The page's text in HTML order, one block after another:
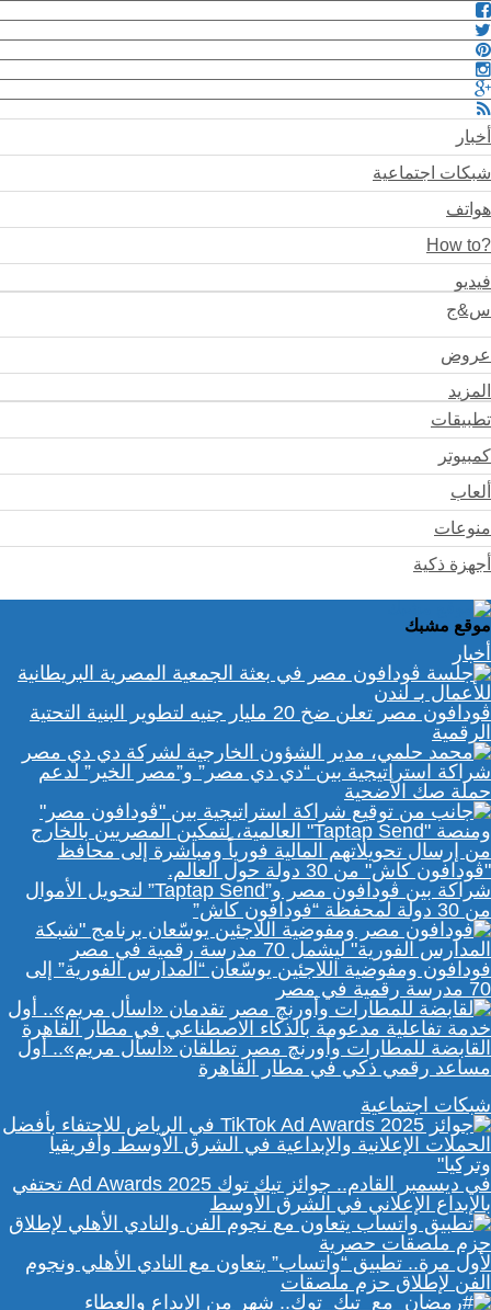
أخبار
شبكات اجتماعية
هواتف
?How to
فيديو
س&ج
عروض
المزيد
تطبيقات
كمبيوتر
ألعاب
منوعات
أجهزة ذكية
موقع مشبك
أخبار
ڤودافون مصر تعلن ضخ 20 مليار جنيه لتطوير البنية التحتية
الرقمية
شراكة استراتيجية بين “دي دي مصر” و”مصر الخير” لدعم
حملة صك الأضحية
شراكة بين ڤودافون مصر و”Taptap Send” لتحويل الأموال
من 30 دولة لمحفظة “فودافون كاش”
فودافون ومفوضية اللاجئين يوسّعان “المدارس الفورية” إلى
70 مدرسة رقمية في مصر
القابضة للمطارات وأورنچ مصر تطلقان «اسأل مريم».. أول
مساعد رقمي ذكي في مطار القاهرة
شبكات اجتماعية
في ديسمبر القادم.. جوائز تيك توك Ad Awards 2025 تحتفي
بالإبداع الإعلاني في الشرق الأوسط
لأول مرة.. تطبيق “واتساب” يتعاون مع النادي الأهلي ونجوم
الفن لإطلاق حزم ملصقات